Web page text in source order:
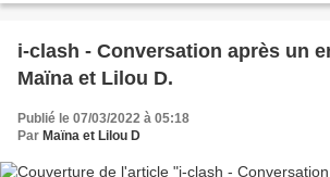
i-clash - Conversation après un
Maïna et Lilou D.
Publié le 07/03/2022 à 05:18
Par Maïna et Lilou D